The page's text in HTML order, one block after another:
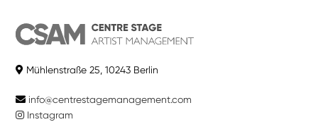
Mühlenstraße 25, 10243 Berlin
info@centrestagemanagement.com
Instagram